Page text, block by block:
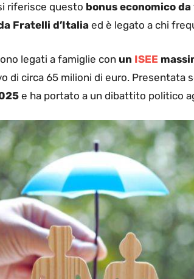
riferisce questo bonus economico
Fratelli d’Italiaed è legato a chi
legati a famiglie con un ISEE
di circa 65 milioni di euro. Presentata
e ha portato a un dibattito politico